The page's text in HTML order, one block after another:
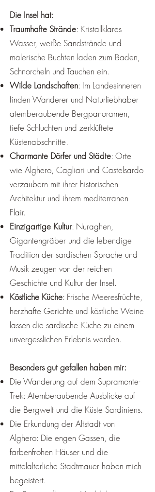
Die Insel hat:
Traumhafte Strände: Kristallklares
Wasser, weiße Sandstrände und
malerische Buchten laden zum Baden,
Schnorcheln und Tauchen ein.
Wilde Landschaften: Im Landesinneren
finden Wanderer und Naturliebhaber
atemberaubende Bergpanoramen,
tiefe Schluchten und zerklüftete
Küstenabschnitte.
Charmante Dörfer und Städte: Orte
wie Alghero, Cagliari und Castelsardo
verzaubern mit ihrer historischen
Architektur und ihrem mediterranen
Flair.
Einzigartige Kultur: Nuraghen,
Gigantengräber und die lebendige
Tradition der sardischen Sprache und
Musik zeugen von der reichen
Geschichte und Kultur der Insel.
Köstliche Küche: Frische Meeresfrüchte,
herzhafte Gerichte und köstliche Weine
lassen die sardische Küche zu einem
unvergesslichen Erlebnis werden.
Besonders gut gefallen haben mir:
Die Wanderung auf dem Supramonte-
Trek: Atemberaubende Ausblicke auf
die Bergwelt und die Küste Sardiniens.
Die Erkundung der Altstadt von
Alghero: Die engen Gassen, die
farbenfrohen Häuser und die
mittelalterliche Stadtmauer haben mich
begeistert.